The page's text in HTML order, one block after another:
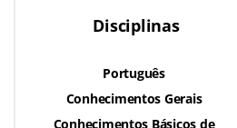
Disciplinas
Português
Conhecimentos Gerais
Conhecimentos Básicos de